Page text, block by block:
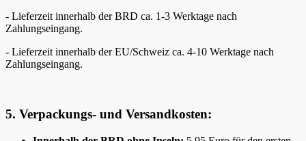
- Lieferzeit innerhalb der BRD ca. 1-3 Werktage nach
Zahlungseingang.
- Lieferzeit innerhalb der EU/Schweiz ca. 4-10 Werktage nach
Zahlungseingang.
5. Verpackungs- und Versandkosten: